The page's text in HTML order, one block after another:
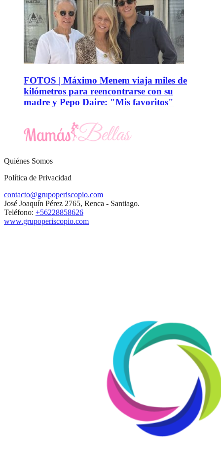
FOTOS | Máximo Menem viaja miles de
kilómetros para reencontrarse con su
madre y Pepo Daire: "Mis favoritos"
Quiénes Somos
Política de Privacidad
contacto@grupoperiscopio.com
José Joaquín Pérez 2765, Renca - Santiago.
Teléfono: +56228858626
www.grupoperiscopio.com